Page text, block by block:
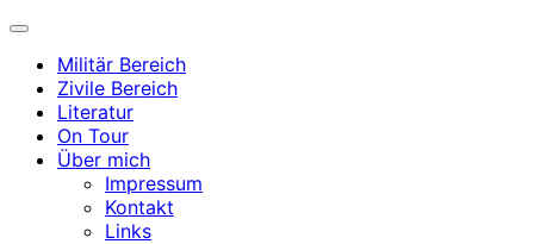
Navigation
umschalten
Militär Bereich
Zivile Bereich
Literatur
On Tour
Über mich
Impressum
Kontakt
Links